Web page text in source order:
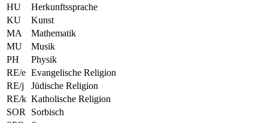
HU
Herkunftssprache
KU
Kunst
MA
Mathematik
MU
Musik
PH
Physik
RE/e Evangelische Religion
RE/j
Jüdische Religion
RE/k Katholische Religion
SOR
Sorbisch